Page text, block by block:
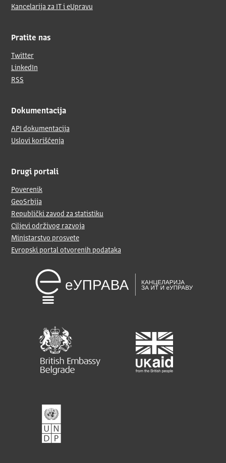
Kancelarija za IT i eUpravu
Pratite nas
Twitter
LinkedIn
RSS
Dokumentacija
API dokumentacija
Uslovi korišćenja
Drugi portali
Poverenik
GeoSrbija
Republički zavod za statistiku
Ciljevi održivog razvoja
Ministarstvo prosvete
Evropski portal otvorenih podataka